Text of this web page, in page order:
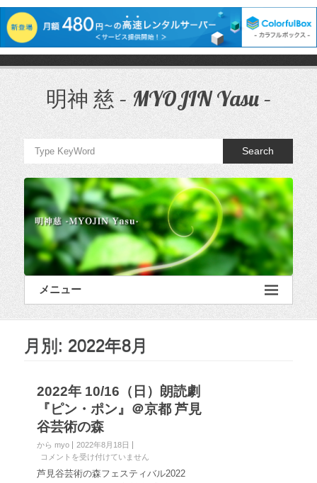
ス
明神 慈 – MYOJIN Yasu –
Search
メニュー
月別: 2022年8月
2022年 10/16（日）朗読劇
『ピン・ポン』＠京都 芦見
谷芸術の森
から myo
2022年8月18日
2
0
コメントを受け付けていません
芦見谷芸術の森フェスティバル2022